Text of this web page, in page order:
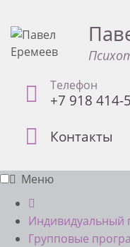
Телефон
+7 918 414-
Контакты
Меню
Индивидуальный
Групповые